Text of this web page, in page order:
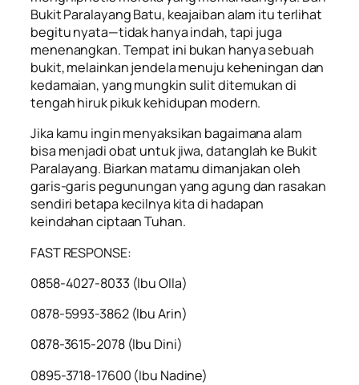
Bukit Paralayang Batu, keajaiban alam itu terlihat
begitu nyata—tidak hanya indah, tapi juga
menenangkan. Tempat ini bukan hanya sebuah
bukit, melainkan jendela menuju keheningan dan
kedamaian, yang mungkin sulit ditemukan di
tengah hiruk pikuk kehidupan modern.
Jika kamu ingin menyaksikan bagaimana alam
bisa menjadi obat untuk jiwa, datanglah ke Bukit
Paralayang. Biarkan matamu dimanjakan oleh
garis-garis pegunungan yang agung dan rasakan
sendiri betapa kecilnya kita di hadapan
keindahan ciptaan Tuhan.
FAST RESPONSE:
0858-4027-8033 (lbu Olla)
0878-5993-3862 (lbu Arin)
0878-3615-2078 (lbu Dini)
0895-3718-17600 (Ibu Nadine)